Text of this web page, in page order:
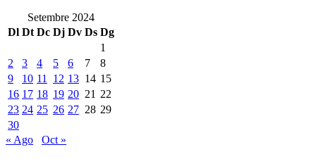
Setembre 2024
Dl Dt Dc Dj Dv Ds Dg
1
2
3 4 5 6 7
8
9
10 11 12 13 14 15
16 17 18 19 20 21 22
23 24 25 26 27 28 29
30
« Ago
Oct »